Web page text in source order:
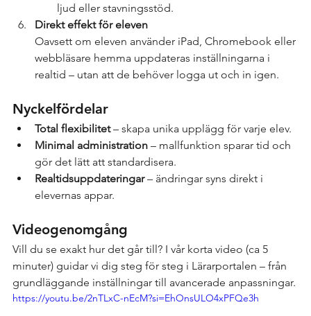
ljud eller stavningsstöd.
Direkt effekt för eleven
Oavsett om eleven använder iPad, Chromebook eller
webbläsare hemma uppdateras inställningarna i
realtid – utan att de behöver logga ut och in igen.
Nyckelfördelar
Total flexibilitet – skapa unika upplägg för varje elev.
Minimal administration – mallfunktion sparar tid och
gör det lätt att standardisera.
Realtidsuppdateringar – ändringar syns direkt i
elevernas appar.
Videogenomgång
Vill du se exakt hur det går till? I vår korta video (ca 5
minuter) guidar vi dig steg för steg i Lärarportalen – från
grundläggande inställningar till avancerade anpassningar.
https://youtu.be/2nTLxC-nEcM?si=EhOnsULO4xPFQe3h